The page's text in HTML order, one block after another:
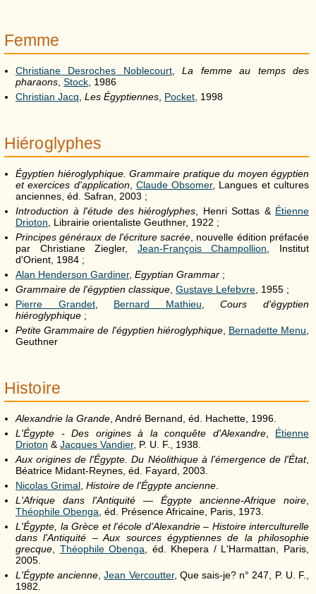
Femme
Christiane Desroches Noblecourt,La femme au temps des
pharaons Stock , 1986
Christian Jacq Les Égyptiennes Pocket , 1998
Hiéroglyphes
Égyptien hiéroglyphique. Grammaire pratique du moyen égyptien
et exercices d'application, Claude Obsomer, Langues et cultures
anciennes, éd. Safran, 2003 ;
Introduction à l'étude des hiéroglyphes , Henri Sottas & Étienne
Drioton , Librairie orientaliste Geuthner, 1922 ;
Principes généraux de l'écriture sacrée , nouvelle édition préfacée
par Christiane Ziegler, Jean-François Champollion , Institut
d'Orient, 1984 ;
Alan Henderson Gardiner, Egyptian Grammar ;
Grammaire de l'égyptien classique Gustave Lefebvre , 1955 ;
Pierre Grandet, Bernard Mathieu ,Cours d'égyptien
hiéroglyphique ;
Petite Grammaire de l'égyptien hiéroglyphique, Bernadette Menu
Geuthner
Histoire
Alexandrie la Grande , André Bernand, éd. Hachette, 1996.
L'Égypte - Des origines à la conquête d'Alexandre, Étienne
Drioton & Jacques Vandier, P. U. F., 1938.
Aux origines de l'Égypte. Du Néolithique à l'émergence de l'État,
Béatrice Midant-Reynes, éd. Fayard, 2003.
Nicolas Grimal Histoire de l'Égypte ancienne
L'Afrique dans l'Antiquité — Égypte ancienne-Afrique noire
Théophile Obenga , éd. Présence Africaine, Paris, 1973.
L'Égypte, la Grèce et l'école d'Alexandrie – Histoire interculturelle
dans l'Antiquité – Aux sources égyptiennes de la philosophie
grecque
Théophile Obenga , éd. Khepera / L'Harmattan, Paris,
2005.
L'Égypte ancienne ,Jean Vercoutter, Que sais-je? n° 247, P. U. F.,
1982.